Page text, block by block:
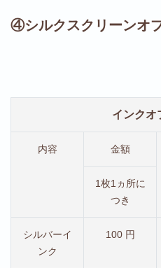
④シルクスクリーンオ
インクオ
内容 金額
1枚1ヵ所に
つき
シルバーイ
ンク
100 円